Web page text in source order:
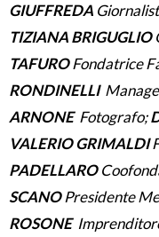
GIUFFREDA
TIZIANA BRIGUGLIO
TAFUROFondatrice
RONDINELLI
ARNONE Fotografo;
VALERIO GRIMALDI
PADELLARO
SCANOPresidente
ROSONE